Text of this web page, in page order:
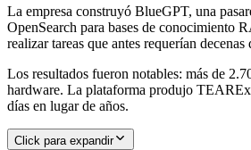
La empresa construyó BlueGPT, una
OpenSearch para bases de conocimiento
realizar tareas que antes requerían decenas
Los resultados fueron notables: más de
hardware. La plataforma produjo
días en lugar de años.
Click para expandir